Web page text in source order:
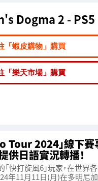
Dogma 2 - PS5
「蝦皮購物」購買
「樂天市場」購買
Tour 2024」線下
供日語實況轉播！
快打旋風6」玩家，在世界
年11月11日(月)在多明尼加